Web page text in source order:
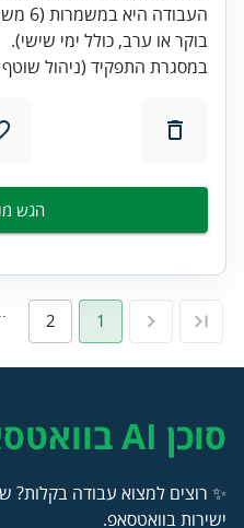
בוקר או ערב, כולל ימי שישי).
במסגרת התפקיד (ניהול
הגש
1
2
סוכן AI בוואטסאפ
✨ רוצים למצוא עבודה בקלות?
ישירות בוואטסאפ.